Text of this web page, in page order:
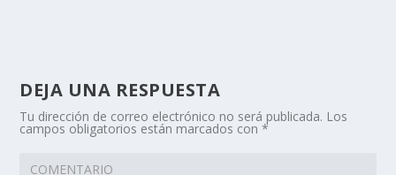
DEJA UNA RESPUESTA
Tu dirección de correo electrónico no será publicada. Los
campos obligatorios están marcados con*